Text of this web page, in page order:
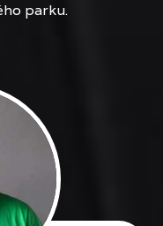
parku.